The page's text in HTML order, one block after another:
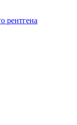
рентгена